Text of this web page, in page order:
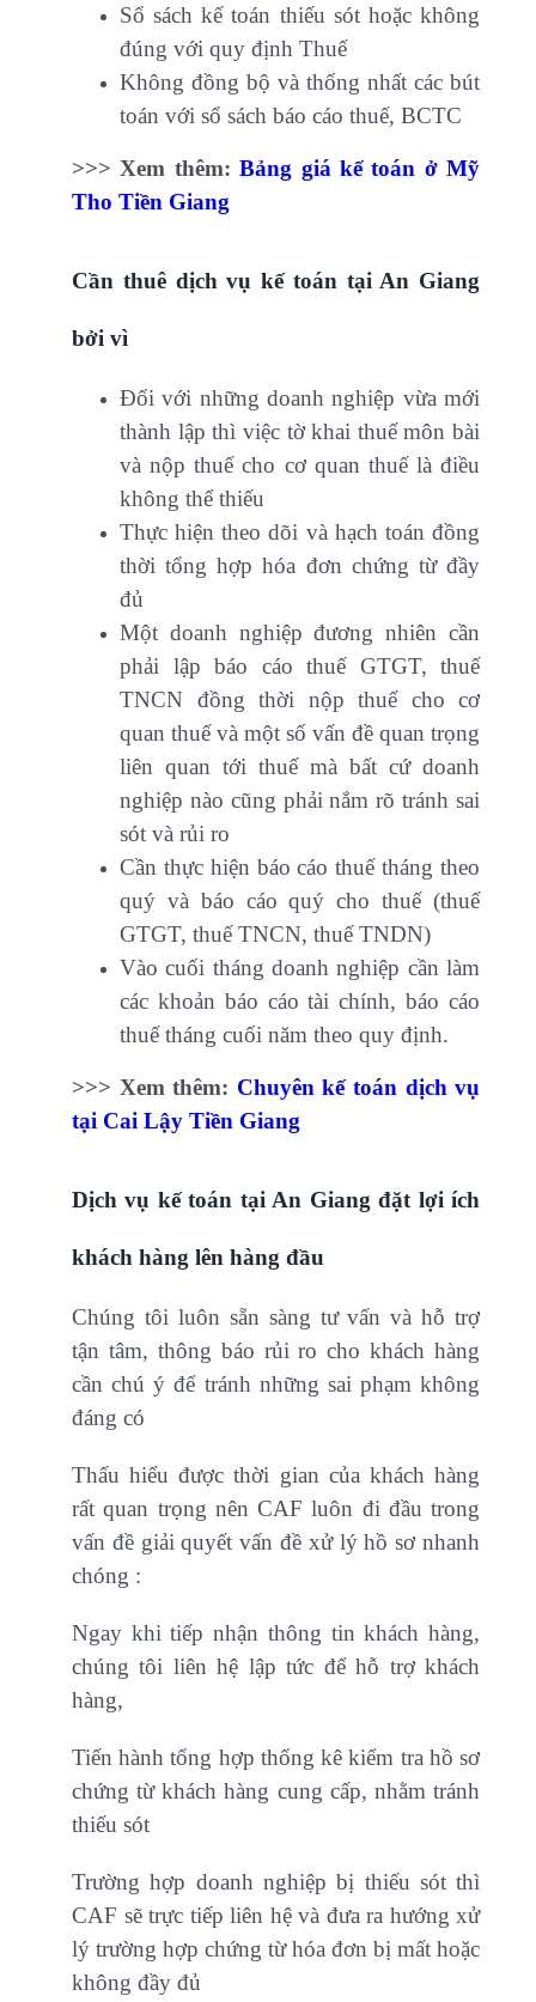
Sổ sách kế toán thiếu sót hoặc không
đúng với quy định Thuế
Không đồng bộ và thống nhất các bút
toán với sổ sách báo cáo thuế, BCTC
>>> Xem thêm:Bảng giá kế toán ở Mỹ
Tho Tiền Giang
Cần thuê dịch vụ kế toán tại An Giang
bởi vì
Đối với những doanh nghiệp vừa mới
thành lập thì việc tờ khai thuế môn bài
và nộp thuế cho cơ quan thuế là điều
không thể thiếu
Thực hiện theo dõi và hạch toán đồng
thời tổng hợp hóa đơn chứng từ đầy
đủ
Một doanh nghiệp đương nhiên cần
phải lập báo cáo thuế GTGT, thuế
TNCN đồng thời nộp thuế cho cơ
quan thuế và một số vấn đề quan trọng
liên quan tới thuế mà bất cứ doanh
nghiệp nào cũng phải nắm rõ tránh sai
sót và rủi ro
Cần thực hiện báo cáo thuế tháng theo
quý và báo cáo quý cho thuế (thuế
GTGT, thuế TNCN, thuế TNDN)
Vào cuối tháng doanh nghiệp cần làm
các khoản báo cáo tài chính, báo cáo
thuế tháng cuối năm theo quy định.
>>> Xem thêm: Chuyên kế toán dịch vụ
tại Cai Lậy Tiền Giang
Dịch vụ kế toán tại An Giang đặt lợi ích
khách hàng lên hàng đầu
Chúng tôi luôn sẵn sàng tư vấn và hỗ trợ
tận tâm, thông báo rủi ro cho khách hàng
cần chú ý để tránh những sai phạm không
đáng có
Thấu hiểu được thời gian của khách hàng
rất quan trọng nên CAF luôn đi đầu trong
vấn đề giải quyết vấn đề xử lý hồ sơ nhanh
chóng :
Ngay khi tiếp nhận thông tin khách hàng,
chúng tôi liên hệ lập tức để hỗ trợ khách
hàng,
Tiến hành tổng hợp thống kê kiểm tra hồ sơ
chứng từ khách hàng cung cấp, nhằm tránh
thiếu sót
Trường hợp doanh nghiệp bị thiếu sót thì
CAF sẽ trực tiếp liên hệ và đưa ra hướng xử
lý trường hợp chứng từ hóa đơn bị mất hoặc
không đầy đủ